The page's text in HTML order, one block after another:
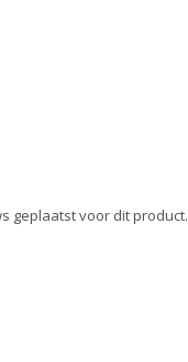
geplaatst voor dit product.